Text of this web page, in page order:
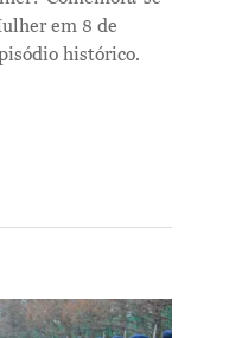
em 8 de
histórico.